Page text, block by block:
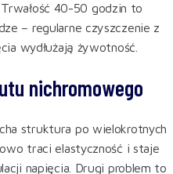
Trwałość 40-50 godzin to
– regularne czyszczenie z
wydłużają żywotność.
nichromowego
struktura po wielokrotnych
traci elastyczność i staje
napięcia. Drugi problem to